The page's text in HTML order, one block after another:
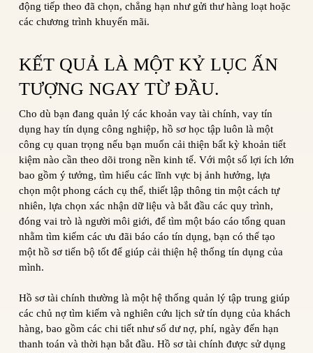
động tiếp theo đã chọn, chẳng hạn như gửi thư hàng loạt hoặc
các chương trình khuyến mãi.
KẾT QUẢ LÀ MỘT KỶ LỤC ẤN
TƯỢNG NGAY TỪ ĐẦU.
Cho dù bạn đang quản lý các khoản vay tài chính, vay tín
dụng hay tín dụng công nghiệp, hồ sơ học tập luôn là một
công cụ quan trọng nếu bạn muốn cải thiện bất kỳ khoản tiết
kiệm nào cần theo dõi trong nền kinh tế. Với một số lợi ích lớn
bao gồm ý tưởng, tìm hiểu các lĩnh vực bị ảnh hưởng, lựa
chọn một phong cách cụ thể, thiết lập thông tin một cách tự
nhiên, lựa chọn xác nhận dữ liệu và bắt đầu các quy trình,
đóng vai trò là người môi giới, để tìm một báo cáo tổng quan
nhằm tìm kiếm các ưu đãi báo cáo tín dụng, bạn có thể tạo
một hồ sơ tiến bộ tốt để giúp cải thiện hệ thống tín dụng của
mình.
Hồ sơ tài chính thường là một hệ thống quản lý tập trung giúp
các chủ nợ tìm kiếm và nghiên cứu lịch sử tín dụng của khách
hàng, bao gồm các chi tiết như số dư nợ, phí, ngày đến hạn
thanh toán và thời hạn bắt đầu. Hồ sơ tài chính được sử dụng